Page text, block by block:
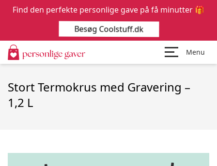
Menu
Stort Termokrus med Gravering –
1,2 L
Find den perfekte personlige gave på få minutter 🎁
Besøg Coolstuff.dk